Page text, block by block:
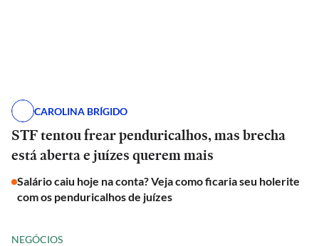
CAROLINA BRÍGIDO
STF tentou frear penduricalhos, mas brecha
está aberta e juízes querem mais
Salário caiu hoje na conta? Veja como ficaria seu holerite
com os penduricalhos de juízes
NEGÓCIOS